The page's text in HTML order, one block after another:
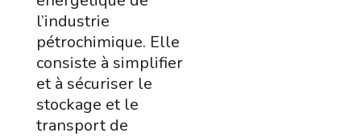
l’industrie
pétrochimique. Elle
consiste à simplifier
et à sécuriser le
stockage et le
transport de